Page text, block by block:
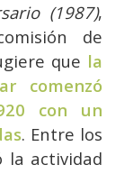
(1987),
de
que la
comenzó
con un
. Entre los
la actividad